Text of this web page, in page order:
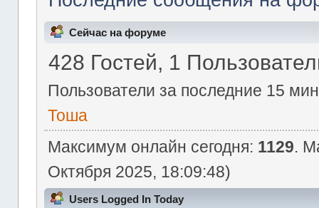
Сейчас на форуме
428 Гостей, 1
Пользователи за последние 15
Тоша
Максимум онлайн сегодня: 1129.
Октября 2025, 18:09:48)
Users Logged In Today